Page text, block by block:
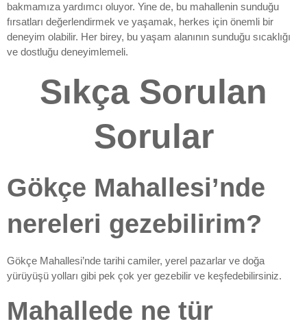
bakmamıza yardımcı oluyor. Yine de, bu mahallenin sunduğu
fırsatları değerlendirmek ve yaşamak, herkes için önemli bir
deneyim olabilir. Her birey, bu yaşam alanının sunduğu sıcaklığı
ve dostluğu deneyimlemeli.
Sıkça Sorulan
Sorular
Gökçe Mahallesi’nde
nereleri gezebilirim?
Gökçe Mahallesi’nde tarihi camiler, yerel pazarlar ve doğa
yürüyüşü yolları gibi pek çok yer gezebilir ve keşfedebilirsiniz.
Mahallede ne tür